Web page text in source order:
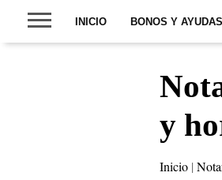
INICIO BONOS Y AYUDAS
y
Inicio |